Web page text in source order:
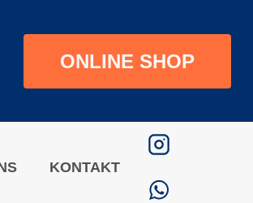
ONLINE SHOP
KONTAKT